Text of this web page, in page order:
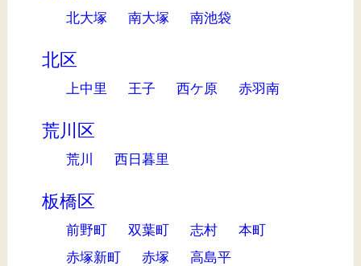
北大塚 南大塚 南池袋
北区
上中里 王子 西ケ原 赤羽南
荒川区
荒川 西日暮里
板橋区
前野町 双葉町 志村
本町
赤塚新町
赤塚 高島平